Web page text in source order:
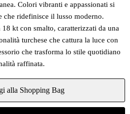
Colori vibranti e appassionati si
che ridefinisce il lusso moderno.
kt con smalto, caratterizzati da una
turchese che cattura la luce con
che trasforma lo stile quotidiano
raffinata.
alla Shopping Bag